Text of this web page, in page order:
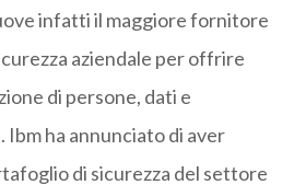
infatti il maggiore fornitore
aziendale per offrire
di persone, dati e
Ibm ha annunciato di aver
di sicurezza del settore